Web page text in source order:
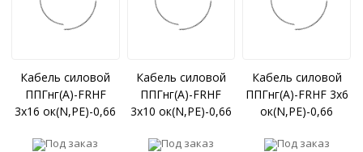
Кабель силовой
ППГнг(А)-FRHF
3x16 ок(N,PE)-0,66
Под заказ
Кабель силовой
ППГнг(А)-FRHF
3x10 ок(N,PE)-0,66
Под заказ
Кабель силовой
ППГнг(А)-FRHF 3x6
ок(N,PE)-0,66
Под заказ